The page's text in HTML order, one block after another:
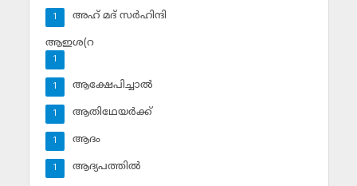
അഹ് മദ് സര്‍ഹിന്ദി
1
ആഇശ(റ
1
ആക്ഷേപിച്ചാല്‍
1
ആതിഥേയര്‍ക്ക്
1
ആദം
1
ആദ്യപത്തില്‍
1